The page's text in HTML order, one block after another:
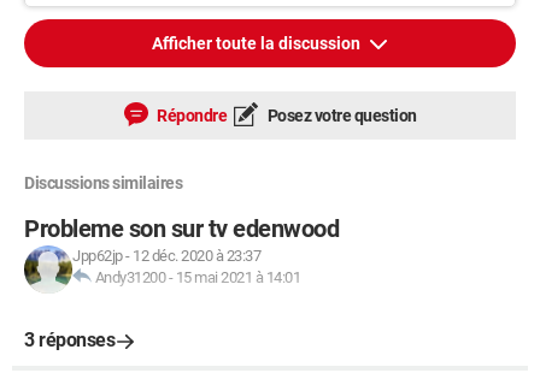
Afficher toute la discussion
Répondre Posez votre question
Discussions similaires
Probleme son sur tv edenwood
Jpp62jp- 12 déc. 2020 à 23:37
Andy31200- 15 mai 2021 à 14:01
3 réponses